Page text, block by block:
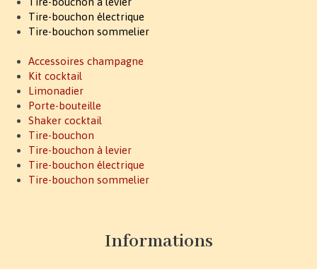
Tire-bouchon électrique
Tire-bouchon sommelier
Accessoires champagne
Kit cocktail
Limonadier
Porte-bouteille
Shaker cocktail
Tire-bouchon
Tire-bouchon à levier
Tire-bouchon électrique
Tire-bouchon sommelier
Informations